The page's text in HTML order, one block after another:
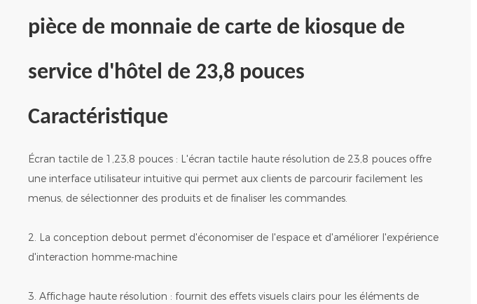
pièce de monnaie de carte de kiosque de
service d'hôtel de 23,8 pouces
Caractéristique
Écran tactile de 1,23,8 pouces : L'écran tactile haute résolution de 23,8 pouces offre
une interface utilisateur intuitive qui permet aux clients de parcourir facilement les
menus, de sélectionner des produits et de finaliser les commandes.
2. La conception debout permet d'économiser de l'espace et d'améliorer l'expérience
d'interaction homme-machine
3. Affichage haute résolution : fournit des effets visuels clairs pour les éléments de